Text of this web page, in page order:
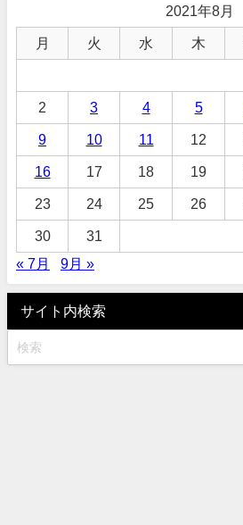
2021年8月
月 火 水 木
2 3 4 5
9 10 11 12
16 17 18 19
23 24 25 26
30
31
« 7月
9月 »
サイト内検索